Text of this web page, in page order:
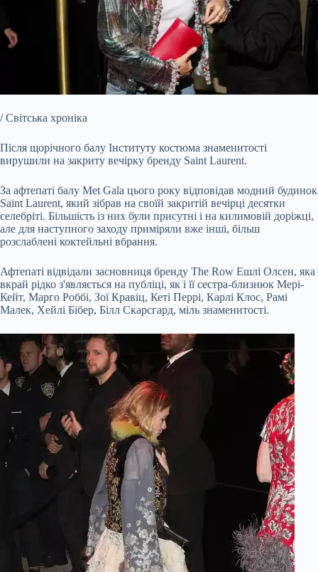
/ Світська хроніка
Після щорічного балу Інституту костюма знаменитості
вирушили на закриту вечірку бренду Saint Laurent.
За афтепаті балу Met Gala цього року відповідав модний будинок
Saint Laurent, який зібрав на своїй закритій вечірці десятки
селебріті. Більшість із них були присутні і на килимовій доріжці,
але для наступного заходу приміряли вже інші, більш
розслаблені коктейльні вбрання.
Афтепаті відвідали засновниця бренду The Row Ешлі Олсен, яка
вкрай рідко з'являється на публіці, як і її сестра-близнюк Мері-
Кейт, Марго Роббі, Зої Кравіц, Кеті Перрі, Карлі Клос, Рамі
Малек, Хейлі Бібер, Білл Скарсгард, міль знаменитості.